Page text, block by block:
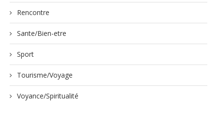
Rencontre
Sante/Bien-etre
Sport
Tourisme/Voyage
Voyance/Spiritualité